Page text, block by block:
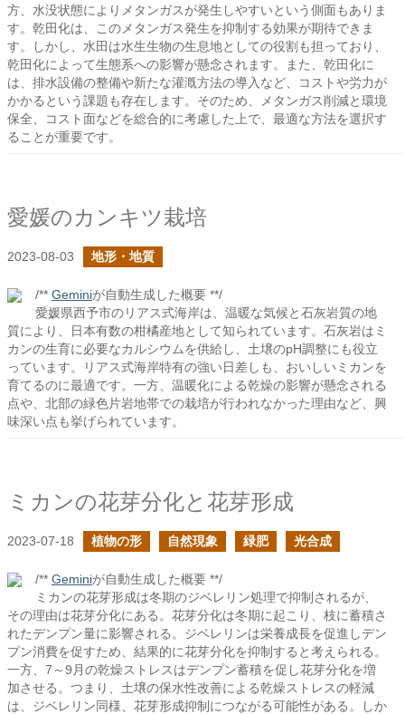
方、水没状態によりメタンガスが発生しやすいという側面もありま
す。乾田化は、このメタンガス発生を抑制する効果が期待できま
す。しかし、水田は水生生物の生息地としての役割も担っており、
乾田化によって生態系への影響が懸念されます。また、乾田化に
は、排水設備の整備や新たな灌漑方法の導入など、コストや労力が
かかるという課題も存在します。そのため、メタンガス削減と環境
保全、コスト面などを総合的に考慮した上で、最適な方法を選択す
ることが重要です。
愛媛のカンキツ栽培
2023-08-03 地形・地質
/** Geminiが自動生成した概要 **/
愛媛県西予市のリアス式海岸は、温暖な気候と石灰岩質の地
質により、日本有数の柑橘産地として知られています。石灰岩はミ
カンの生育に必要なカルシウムを供給し、土壌のpH調整にも役立
っています。リアス式海岸特有の強い日差しも、おいしいミカンを
育てるのに最適です。一方、温暖化による乾燥の影響が懸念される
点や、北部の緑色片岩地帯での栽培が行われなかった理由など、興
味深い点も挙げられています。
ミカンの花芽分化と花芽形成
2023-07-18 植物の形 自然現象 緑肥 光合成
/** Geminiが自動生成した概要 **/
ミカンの花芽形成は冬期のジベレリン処理で抑制されるが、
その理由は花芽分化にある。花芽分化は冬期に起こり、枝に蓄積さ
れたデンプン量に影響される。ジベレリンは栄養成長を促進しデン
プン消費を促すため、結果的に花芽分化を抑制すると考えられる。
一方、7～9月の乾燥ストレスはデンプン蓄積を促し花芽分化を増
加させる。つまり、土壌の保水性改善による乾燥ストレスの軽減
は、ジベレリン同様、花芽形成抑制につながる可能性がある。しか